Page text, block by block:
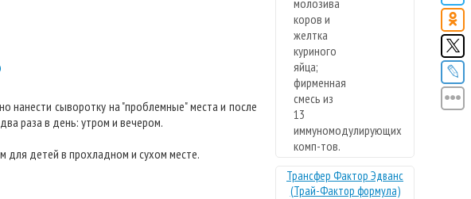
нанести сыворотку на "проблемные" места и после
раза в день: утром и вечером.
для детей в прохладном и сухом месте.
Трансфер Фактор Эдванс
(Трай-Фактор формула)